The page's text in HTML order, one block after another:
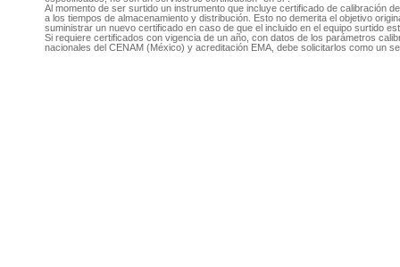
Al momento de ser surtido un instrumento que incluye certificado de calibración
a los tiempos de almacenamiento y distribución. Esto no demerita el objetivo
suministrar un nuevo certificado en caso de que el incluido en el equipo surtido
Si requiere certificados con vigencia de un año, con datos de los parámetros
nacionales del CENAM (México) y acreditación EMA, debe solicitarlos como un